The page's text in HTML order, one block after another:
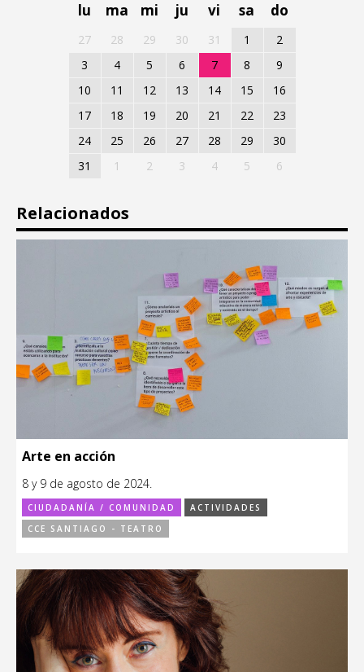
lu
ma mi ju vi sa do
27 28 29 30 31 1
2
3
4 5 6 7 8
9
10
11 12 13 14 15
16
17
18 19 20 21 22
23
24
25 26 27 28 29
30
31
1 2 3 4 5 6
Relacionados
Arte en acción
8 y 9 de agosto de 2024.
CIUDADANÍA / COMUNIDAD
ACTIVIDADES
CCE SANTIAGO - TEATRO